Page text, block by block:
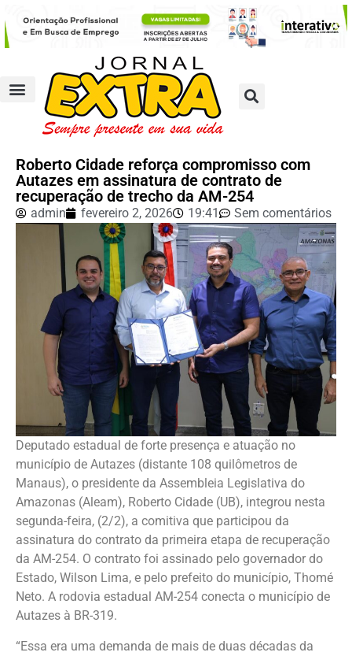
Roberto Cidade reforça compromisso com
Autazes em assinatura de contrato de
recuperação de trecho da AM-254
admin fevereiro 2, 2026 19:41 Sem comentários
Deputado estadual de forte presença e atuação no
município de Autazes (distante 108 quilômetros de
Manaus), o presidente da Assembleia Legislativa do
Amazonas (Aleam), Roberto Cidade (UB), integrou nesta
segunda-feira, (2/2), a comitiva que participou da
assinatura do contrato da primeira etapa de recuperação
da AM-254. O contrato foi assinado pelo governador do
Estado, Wilson Lima, e pelo prefeito do município, Thomé
Neto. A rodovia estadual AM-254 conecta o município de
Autazes à BR-319.
“Essa era uma demanda de mais de duas décadas da